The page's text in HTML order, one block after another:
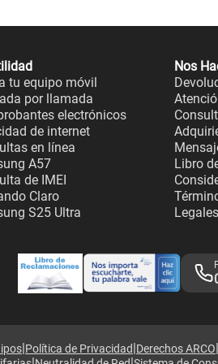
tu equipo móvil
por llamada
electrónicos
de internet
en línea
A57
de IMEI
Claro
S25 Ultra
Nos
Libro
|Política de Privacidad|Derechos ARCO|